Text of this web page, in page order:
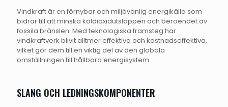
Vindkraft är en förnybar och miljövänlig energikälla som
bidrar till att minska koldioxidutsläppen och beroendet av
fossila bränslen. Med teknologiska framsteg har
vindkraftverk blivit alltmer effektiva och kostnadseffektiva,
vilket gör dem till en viktig del av den globala
omställningen till hållbara energisystem.
SLANG OCH LEDNINGSKOMPONENTER